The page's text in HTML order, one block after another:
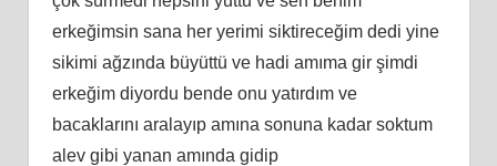
erkeğimsin sana her yerimi siktireceğim dedi yine
sikimi ağzında büyüttü ve hadi amıma gir şimdi
erkeğim diyordu bende onu yatırdım ve
bacaklarını aralayıp amına sonuna kadar soktum
alev gibi yanan amında gidip